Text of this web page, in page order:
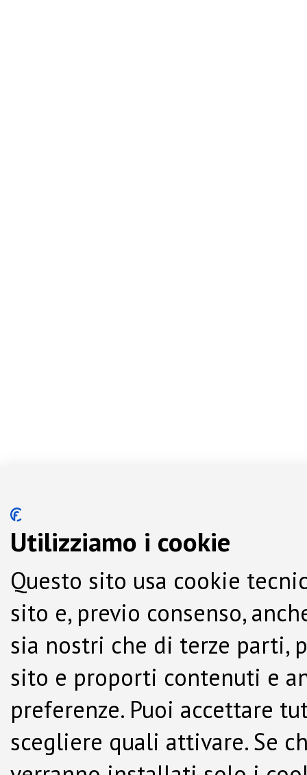
Utilizziamo i cookie
Questo sito usa cookie
sito e, previo consenso,
sia nostri che di terze parti,
sito e proporti contenuti e
preferenze. Puoi accettare
scegliere quali attivare. Se